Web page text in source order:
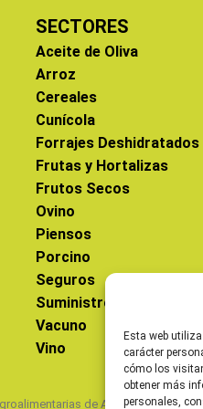
Esta web
carácter
cómo los
obtener más
personales,
SECTORES
Aceite de Oliva
Arroz
Cereales
Cunícola
Forrajes Deshidratados
Frutas y Hortalizas
Frutos Secos
Ovino
Piensos
Porcino
Seguros
Suministros
Vacuno
Vino
de Aragón